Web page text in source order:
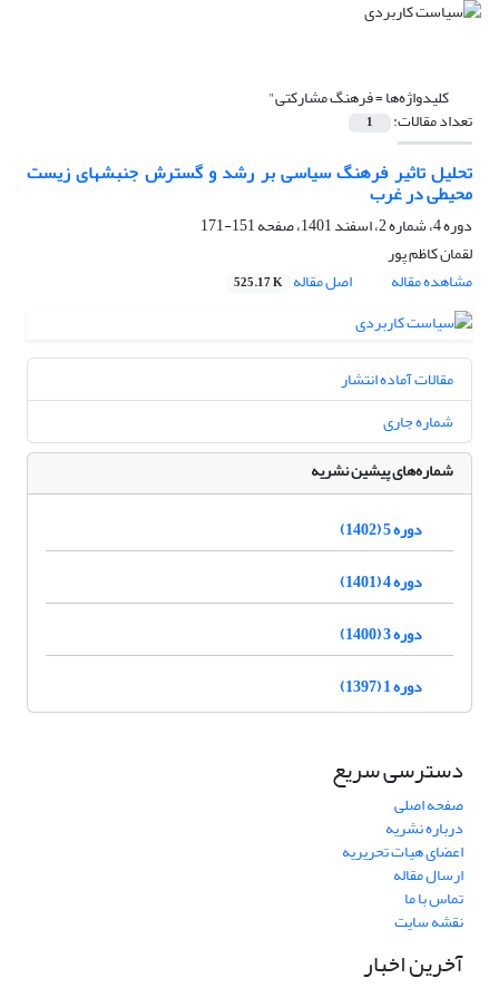
کلیدواژه‌ها =فرهنگ مشارکتی"
تعداد مقالات: 1
تحلیل تاثیر فرهنگ سیاسی بر رشد و گسترش جنبشهای زیست
محیطی در غرب
دوره 4، شماره 2، اسفند 1401، صفحه
151-171
لقمان کاظم پور
مشاهده مقاله
اصل مقاله 525.17 K
مقالات آماده انتشار
شماره جاری
شماره‌های پیشین نشریه
دوره 5 (1402)
دوره 4 (1401)
دوره 3 (1400)
دوره 1 (1397)
دسترسی سریع
صفحه اصلی
درباره نشریه
اعضای هیات تحریریه
ارسال مقاله
تماس با ما
نقشه سایت
آخرین اخبار